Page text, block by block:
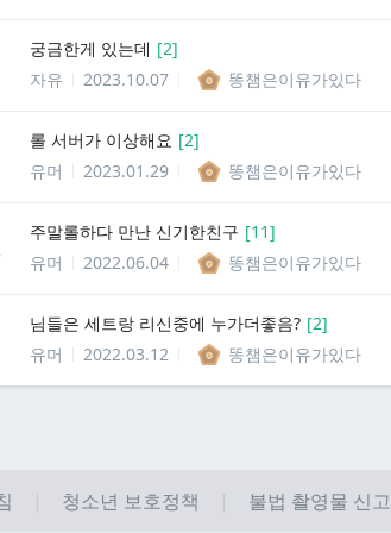
궁금한게 있는데 [2]
자유
2023.10.07 똥챔은이유가있다
롤 서버가 이상해요 [2]
유머
2023.01.29 똥챔은이유가있다
주말롤하다 만난 신기한친구 [11]
유머
2022.06.04 똥챔은이유가있다
님들은 세트랑 리신중에 누가더좋음? [2]
유머
2022.03.12 똥챔은이유가있다
청소년 보호정책 불법 촬영물 신고